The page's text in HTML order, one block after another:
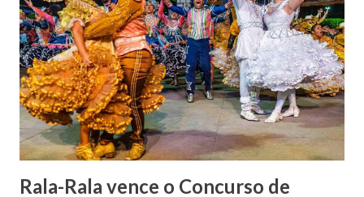
uma irmã do Visconde de Uruguai. O Barão de Maruim
apresentou uma grande dedicação à atividade agrícola, que
lhe proporcionou uma grande reserva financeira. João
Gomes de Melo mandou construir a Igreja Matriz de Nosso
Senhor Bom Jesus dos Passos, que foi inaugurada em 1862 e
doada ao vigário Pe. José Joaquim de Vasconcelos. A Igreja
Matriz...
Rala-Rala vence o Concurso de